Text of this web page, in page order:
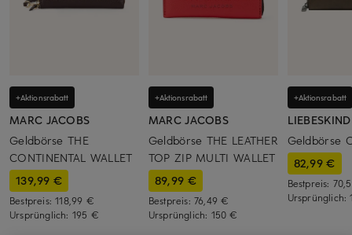
+Aktionsrabatt
MARC JACOBS
Geldbörse THE
CONTINENTAL WALLET
139,99 €
Bestpreis:118,99 €
Ursprünglich: 195 €
+Aktionsrabatt
MARC JACOBS
Geldbörse THE LEATHER
TOP ZIP MULTI WALLET
89,99 €
Bestpreis: 76,49 €
Ursprünglich: 150 €
+Aktionsrabatt
LIEBESKIND
Geldbörse
82,99 €
Bestpreis:
Ursprünglich: